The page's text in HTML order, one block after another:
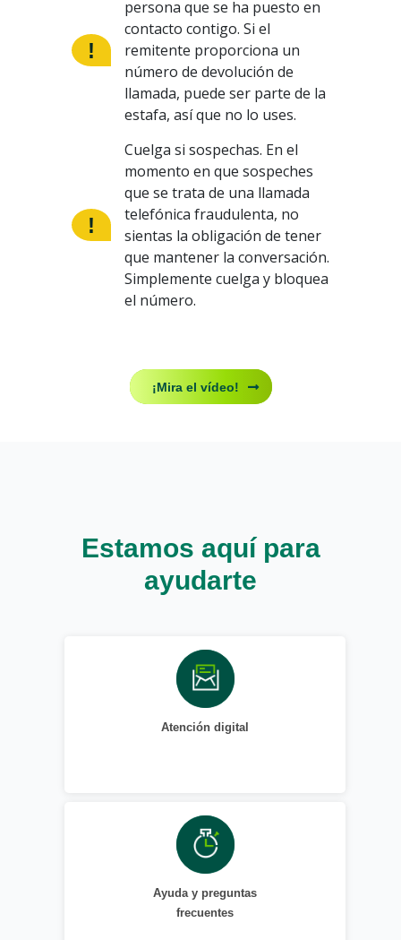
persona que se ha puesto en
contacto contigo. Si el
remitente proporciona un
número de devolución de
llamada, puede ser parte de la
estafa, así que no lo uses.
Cuelga si sospechas. En el
momento en que sospeches
que se trata de una llamada
telefónica fraudulenta, no
sientas la obligación de tener
que mantener la conversación.
Simplemente cuelga y bloquea
el número.
¡Mira el vídeo!
Estamos aquí para
ayudarte
Atención digital
Ayuda y preguntas
frecuentes